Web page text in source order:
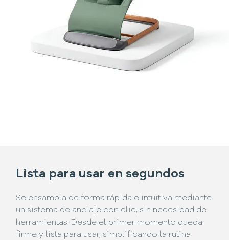
Lista para usar en segundos
Se ensambla de forma rápida e intuitiva mediante
un sistema de anclaje con clic, sin necesidad de
herramientas. Desde el primer momento queda
firme y lista para usar, simplificando la rutina